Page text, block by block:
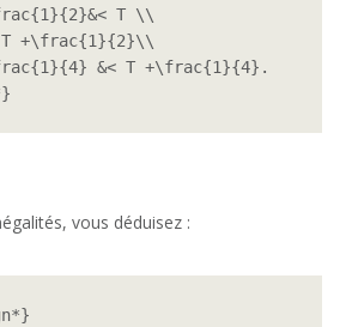
T \\
+\frac{1}{2}\\
&< T +\frac{1}{4}.
vous déduisez :